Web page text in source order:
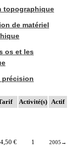
topographique
de matériel
os et les
précision
Activité(s) Actif
€ 1 2005 →